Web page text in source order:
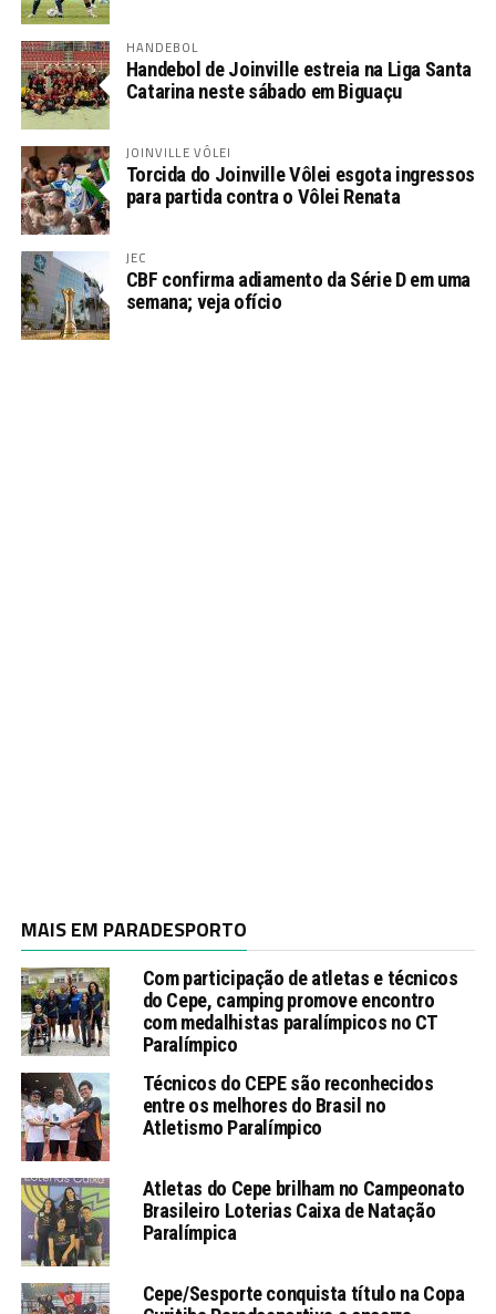
HANDEBOL
Handebol de Joinville estreia na Liga Santa
Catarina neste sábado em Biguaçu
JOINVILLE VÔLEI
Torcida do Joinville Vôlei esgota ingressos
para partida contra o Vôlei Renata
JEC
CBF confirma adiamento da Série D em uma
semana; veja ofício
MAIS EM PARADESPORTO
Com participação de atletas e técnicos
do Cepe, camping promove encontro
com medalhistas paralímpicos no CT
Paralímpico
Técnicos do CEPE são reconhecidos
entre os melhores do Brasil no
Atletismo Paralímpico
Atletas do Cepe brilham no Campeonato
Brasileiro Loterias Caixa de Natação
Paralímpica
Cepe/Sesporte conquista título na Copa